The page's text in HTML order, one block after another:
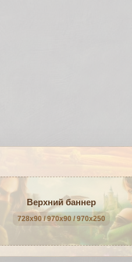
Верхний баннер
728x90 / 970x90 / 970x250